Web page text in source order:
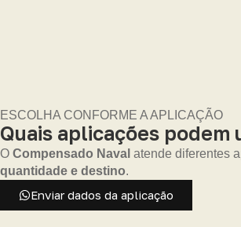
ESCOLHA CONFORME A APLICAÇÃO
Quais aplicações podem
O Compensado Naval atende diferentes
quantidade e destino.
Enviar dados da aplicação